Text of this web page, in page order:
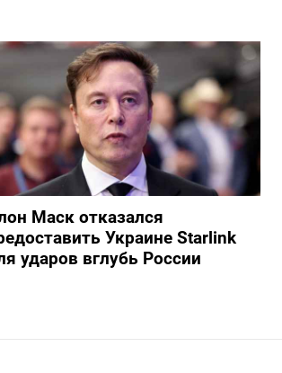
Маск отказался
Украине Starlink
ударов вглубь России